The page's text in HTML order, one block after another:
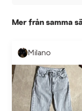
Mer från samma
Milano